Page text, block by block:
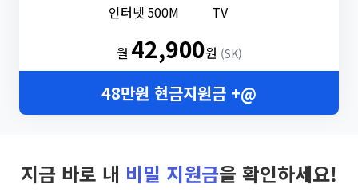
인터넷 500M TV
월 42,900원 (SK)
48만원 현금지원금 +@
지금 바로 내 비밀 지원금을 확인하세요!